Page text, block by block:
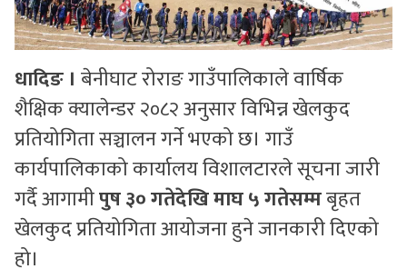
धादिङ । बेनीघाट रोराङ गाउँपालिकाले वार्षिक
शैक्षिक क्यालेन्डर २०८२ अनुसार विभिन्न खेलकुद
प्रतियोगिता सञ्चालन गर्ने भएको छ। गाउँ
कार्यपालिकाको कार्यालय विशालटारले सूचना जारी
गर्दै आगामीपुष ३० गतेदेखि माघ ५ गतेसम्मबृहत
खेलकुद प्रतियोगिता आयोजना हुने जानकारी दिएको
हो।